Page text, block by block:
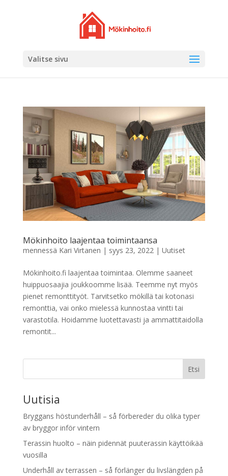
Valitse sivu
Mökinhoito laajentaa toimintaansa
mennessä Kari Virtanen | syys 23, 2022| Uutiset
Mökinhoito.fi laajentaa toimintaa. Olemme saaneet
huippuosaajia joukkoomme lisää. Teemme nyt myös
pienet remonttityöt. Tarvitsetko mökillä tai kotonasi
remonttia, vai onko mielessä kunnostaa vintti tai
varastotila. Hoidamme luotettavasti ja ammattitaidolla
remontit...
Etsi
Uutisia
Bryggans höstunderhåll – så förbereder du olika typer
av bryggor inför vintern
Terassin huolto – näin pidennät puuterassin käyttöikää
vuosilla
Underhåll av terrassen – så förlänger du livslängden på